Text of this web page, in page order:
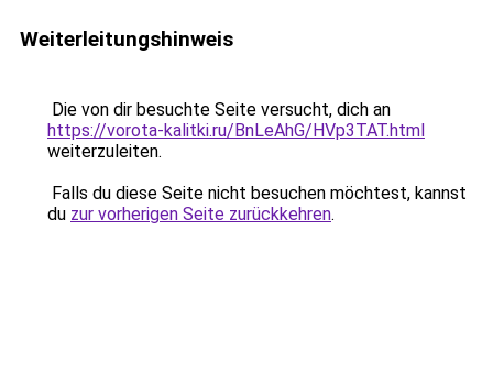
Weiterleitungshinweis
Die von dir besuchte Seite versucht, dich an
https://vorota-kalitki.ru/BnLeAhG/HVp3TAT.html
weiterzuleiten.
Falls du diese Seite nicht besuchen möchtest, kannst
du zur vorherigen Seite zurückkehren.